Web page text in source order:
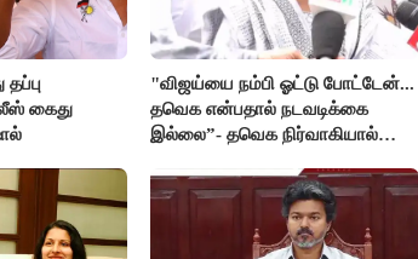
தப்பு
கைது
"விஜய்யை நம்பி ஓட்டு போட்டேன்...
தவெக என்பதால் நடவடிக்கை
இல்லை”- தவெக நிர்வாகியால்